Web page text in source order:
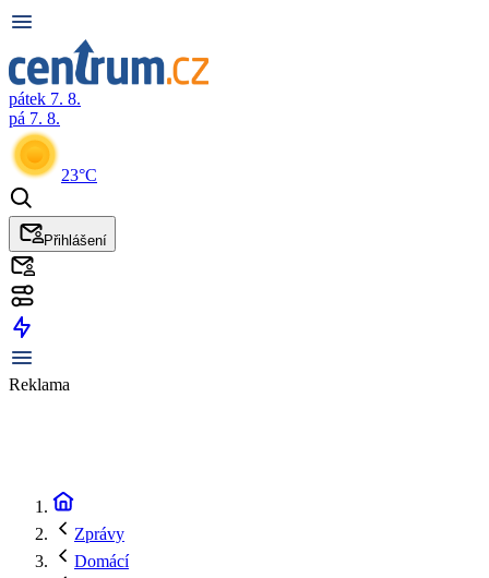
pátek 7. 8.
pá 7. 8.
23°C
Přihlášení
Reklama
Zprávy
Domácí